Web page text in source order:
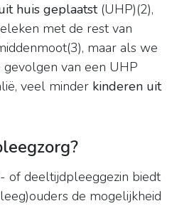
huis geplaatst(UHP)(2),
met de rest van
maar als we
gevolgen van een UHP
veel minder kinderen uit
of deeltijdpleeggezin biedt
de mogelijkheid